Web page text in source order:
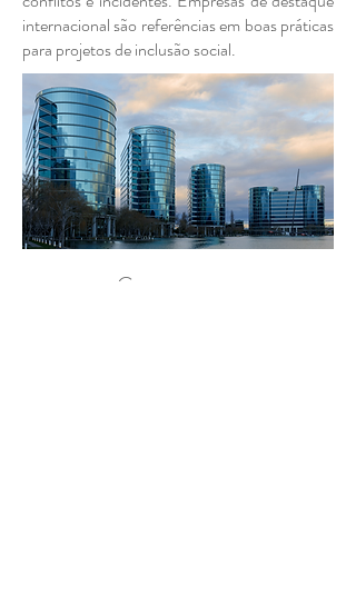
internacional são referências em boas práticas
para projetos de inclusão social.
Governança